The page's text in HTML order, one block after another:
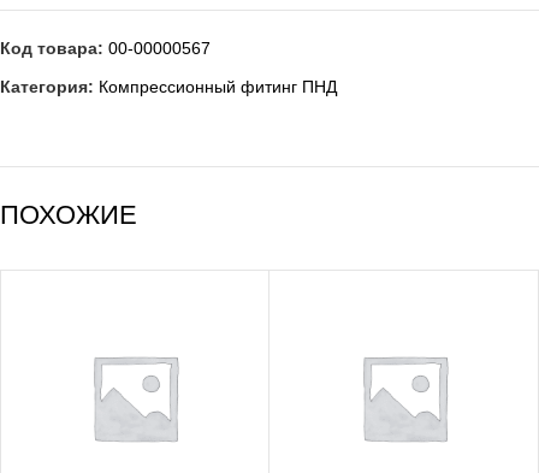
Код товара: 00-00000567
Категория: Компрессионный фитинг ПНД
ПОХОЖИЕ